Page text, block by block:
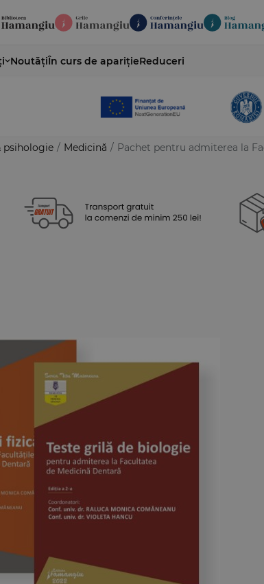
NoutățiÎn curs de aparițieReduceri
psihologie / Medicină / Pachet pentru admiterea la